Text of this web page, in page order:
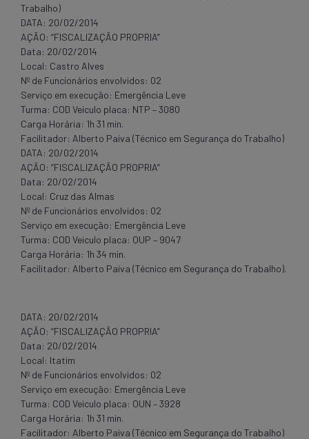
Trabalho)
DATA: 20/02/2014
AÇÃO: “FISCALIZAÇÃO PROPRIA”
Data: 20/02/2014
Local: Castro Alves
Nº de Funcionários envolvidos: 02
Serviço em execução: Emergência Leve
Turma: COD Veiculo placa: NTP – 3080
Carga Horária: 1h 31 min.
Facilitador: Alberto Paiva (Técnico em Segurança do Trabalho)
DATA: 20/02/2014
AÇÃO: “FISCALIZAÇÃO PROPRIA”
Data: 20/02/2014
Local: Cruz das Almas
Nº de Funcionários envolvidos: 02
Serviço em execução: Emergência Leve
Turma: COD Veiculo placa: OUP – 9047
Carga Horária: 1h 34 min.
Facilitador: Alberto Paiva (Técnico em Segurança do Trabalho).
DATA: 20/02/2014
AÇÃO: “FISCALIZAÇÃO PROPRIA”
Data: 20/02/2014
Local: Itatim
Nº de Funcionários envolvidos: 02
Serviço em execução: Emergência Leve
Turma: COD Veiculo placa: OUN – 3928
Carga Horária: 1h 31 min.
Facilitador: Alberto Paiva (Técnico em Segurança do Trabalho)